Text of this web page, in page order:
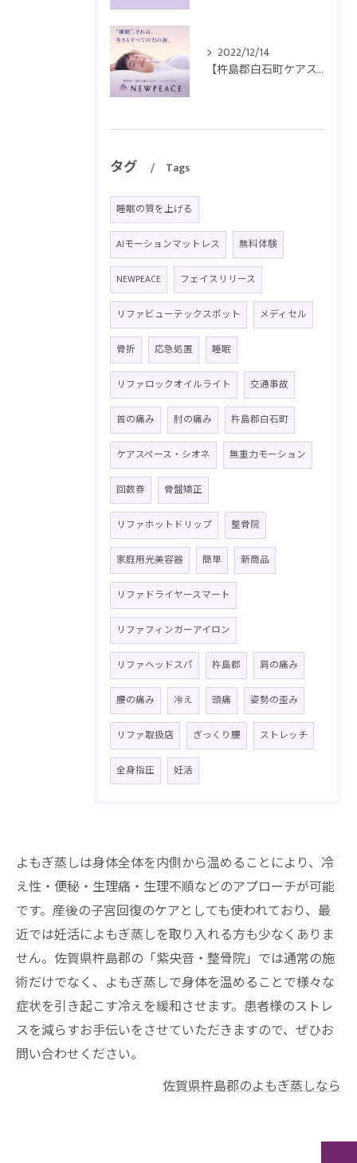
2022/12/14
【杵島郡白石町ケアスペース・シオネAIモーションマットレス】１０台限定大特価セール実施中！プレゼントキャンペーンもあり
タグ Tags
睡眠の質を上げる
AIモーションマットレス 無料体験
NEWPEACE フェイスリリース
リファビューテックスポット メディセル
骨折 応急処置 睡眠
リファロックオイルライト 交通事故
首の痛み 肘の痛み 杵島郡白石町
ケアスペース・シオネ 無重力モーション
回数券 骨盤矯正
リファホットドリップ 整骨院
家庭用光美容器 簡単 新商品
リファドライヤースマート
リファフィンガーアイロン
リファヘッドスパ 杵島郡 肩の痛み
腰の痛み 冷え 頭痛 姿勢の歪み
リファ取扱店 ぎっくり腰 ストレッチ
全身指圧 妊活
よもぎ蒸しは身体全体を内側から温めることにより、冷
え性・便秘・生理痛・生理不順などのアプローチが可能
です。産後の子宮回復のケアとしても使われており、最
近では妊活によもぎ蒸しを取り入れる方も少なくありま
せん。佐賀県杵島郡の「紫央音・整骨院」では通常の施
術だけでなく、よもぎ蒸しで身体を温めることで様々な
症状を引き起こす冷えを緩和させます。患者様のストレ
スを減らすお手伝いをさせていただきますので、ぜひお
問い合わせください。
佐賀県杵島郡のよもぎ蒸しなら